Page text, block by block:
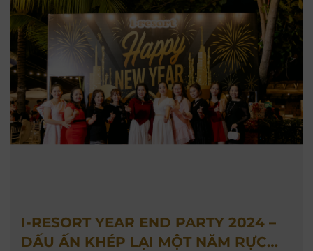
I-RESORT YEAR END PARTY 2024 –
DẤU ẤN KHÉP LẠI MỘT NĂM RỰC